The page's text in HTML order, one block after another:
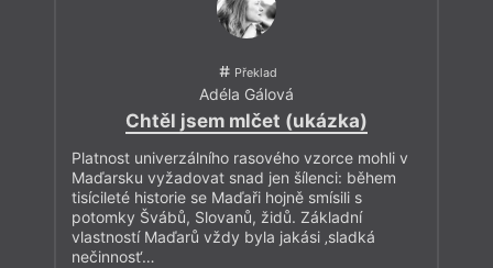
Překlad
Adéla Gálová
Chtěl jsem mlčet (ukázka)
Platnost univerzálního rasového vzorce mohli v
Maďarsku vyžadovat snad jen šílenci: během
tisícileté historie se Maďaři hojně smísili s
potomky Švábů, Slovanů, židů. Základní
vlastností Maďarů vždy byla jakási ‚sladká
nečinnost‘…